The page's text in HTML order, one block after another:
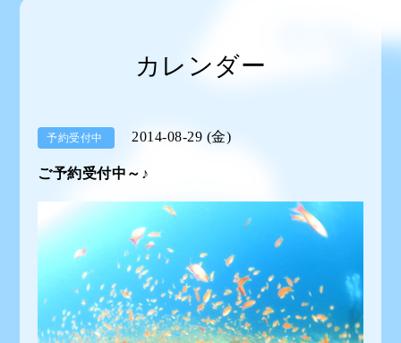
カレンダー
予約受付中 2014-08-29 (金)
ご予約受付中～♪